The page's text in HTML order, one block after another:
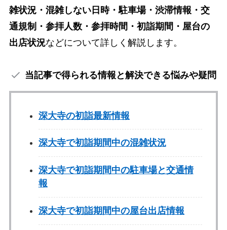
雑状況・混雑しない日時・駐車場・渋滞情報・交
通規制・参拝人数・参拝時間・初詣期間・屋台の
出店状況などについて詳しく解説します。
当記事で得られる情報と解決できる悩みや疑問
深大寺の初詣最新情報
深大寺で初詣期間中の混雑状況
深大寺で初詣期間中の駐車場と交通情
報
深大寺で初詣期間中の屋台出店情報